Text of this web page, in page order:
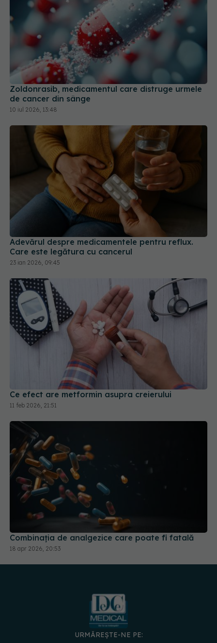
Zoldonrasib, medicamentul care distruge urmele
de cancer din sânge
10 iul 2026, 13:48
Adevărul despre medicamentele pentru reflux.
Care este legătura cu cancerul
23 ian 2026, 09:45
Ce efect are metformin asupra creierului
11 feb 2026, 21:51
Combinația de analgezice care poate fi fatală
18 apr 2026, 20:53
URMĂREȘTE-NE PE: